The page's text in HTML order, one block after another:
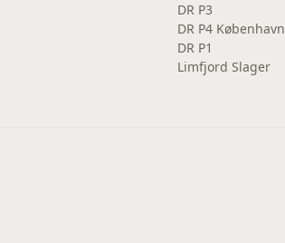
DR P3
DR P4 København
DR P1
Limfjord Slager